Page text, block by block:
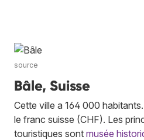
source
Bâle, Suisse
Cette ville a 164 000
le franc suisse (CHF). Les
touristiques sont musée